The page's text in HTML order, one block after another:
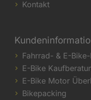
Kontakt
Fahrrad- & E-
E-Bike
E-Bike Motor
Bikepacking